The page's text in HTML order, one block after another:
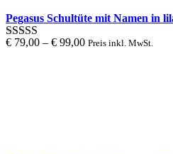
Pegasus Schultüte mit Namen in
Bewertung
€ 79,00 – € 99,00 Preis inkl. MwSt.